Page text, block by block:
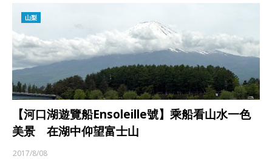
山梨
【河口湖遊覽船Ensoleille號】乘船看山水一色
美景 在湖中仰望富士山
2017/8/08